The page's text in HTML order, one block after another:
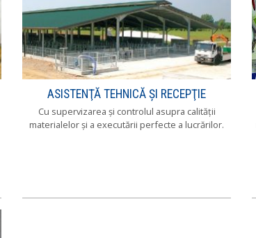
ASISTENŢĂ TEHNICĂ ŞI RECEPŢIE
Cu supervizarea şi controlul asupra calităţii
materialelor şi a executării perfecte a lucrărilor.